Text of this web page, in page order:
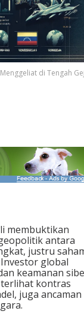
di Tengah
membuktikan
antara
justru
global
keamanan
kontras
juga ancaman